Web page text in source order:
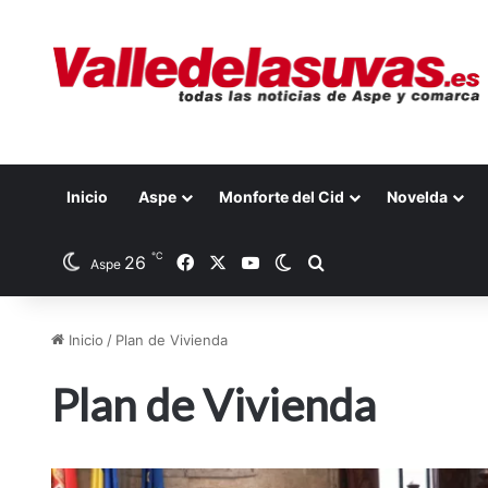
Inicio Aspe Monforte del Cid Novelda
Aspe 26 ℃ FacebookYouTubeSwitch skin
Inicio / Plan de Vivienda
Plan de Vivienda